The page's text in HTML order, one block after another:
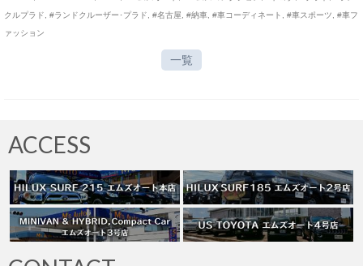
クルプラド
#ランドクルーザー･プラド #名古屋 #納車 #車コーディネート #車スポーツ
#車フ
ァッション
一覧
ACCESS